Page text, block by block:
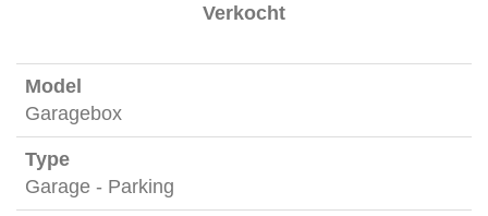
Verkocht
Garagebox
Garage - Parking